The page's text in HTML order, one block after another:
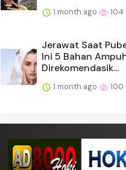
1 month ago 104
Jerawat Saat
Ini 5 Bahan
Direkomendasik...
1 month ago 100